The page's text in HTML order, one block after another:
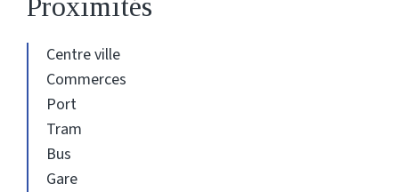
Centre ville
Commerces
Port
Tram
Bus
Gare